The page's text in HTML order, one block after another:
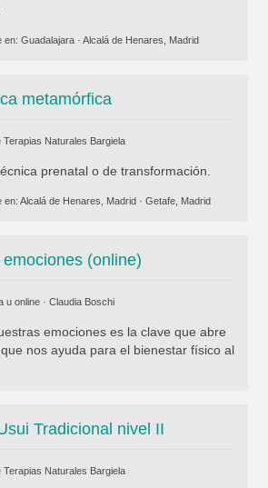
en: Guadalajara· Alcalá de Henares, Madrid
metamórfica
Terapias Naturales Bargiela
prenatal o de transformación.
en: Alcalá de Henares, Madrid· Getafe, Madrid
(online)
u online · Claudia Boschi
emociones es la clave que abre
nos ayuda para el bienestar físico al
Tradicional nivel II
Terapias Naturales Bargiela